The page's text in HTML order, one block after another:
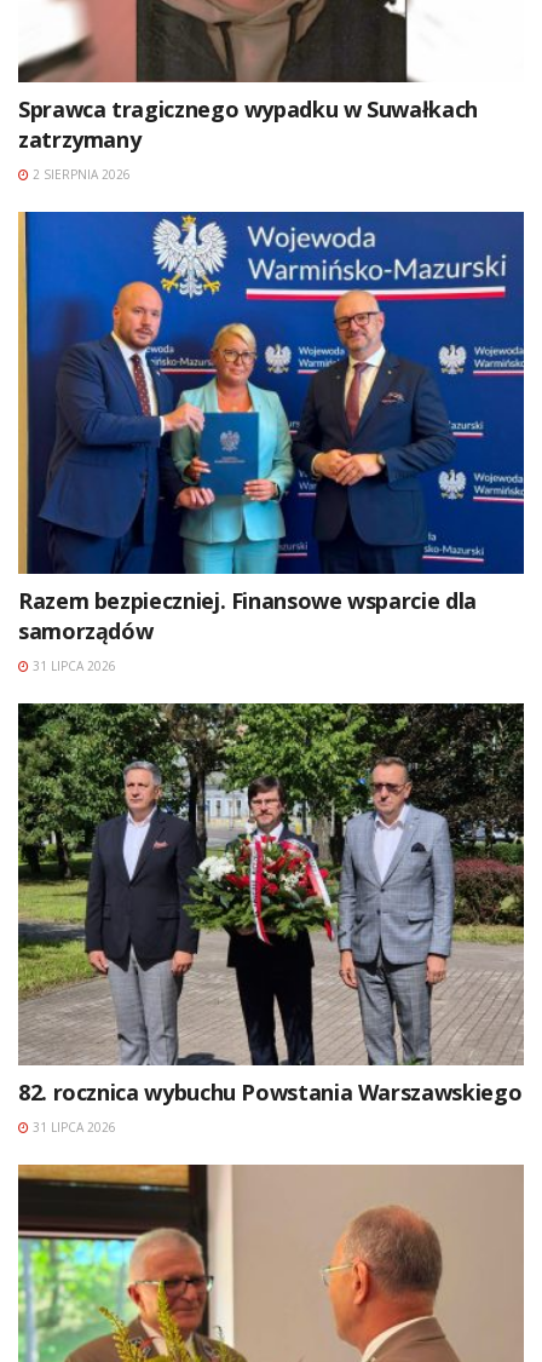
Sprawca tragicznego wypadku w Suwałkach
zatrzymany
2 SIERPNIA 2026
Razem bezpieczniej. Finansowe wsparcie dla
samorządów
31 LIPCA 2026
82. rocznica wybuchu Powstania Warszawskiego
31 LIPCA 2026